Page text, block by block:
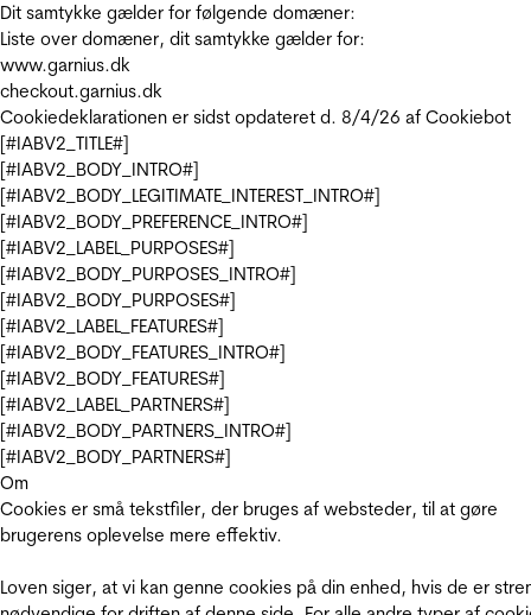
Dit samtykke gælder for følgende domæner:
Liste over domæner, dit samtykke gælder for:
www.garnius.dk
checkout.garnius.dk
Cookiedeklarationen er sidst opdateret d. 8/4/26 af Cookiebot
[#IABV2_TITLE#]
[#IABV2_BODY_INTRO#]
[#IABV2_BODY_LEGITIMATE_INTEREST_INTRO#]
[#IABV2_BODY_PREFERENCE_INTRO#]
[#IABV2_LABEL_PURPOSES#]
[#IABV2_BODY_PURPOSES_INTRO#]
[#IABV2_BODY_PURPOSES#]
[#IABV2_LABEL_FEATURES#]
[#IABV2_BODY_FEATURES_INTRO#]
[#IABV2_BODY_FEATURES#]
[#IABV2_LABEL_PARTNERS#]
[#IABV2_BODY_PARTNERS_INTRO#]
[#IABV2_BODY_PARTNERS#]
Om
Cookies er små tekstfiler, der bruges af websteder, til at gøre
brugerens oplevelse mere effektiv.
Loven siger, at vi kan genne cookies på din enhed, hvis de er